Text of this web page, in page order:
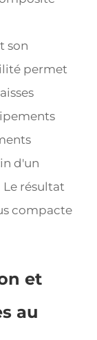
son
permet
d'un
Le résultat
compacte
et
au